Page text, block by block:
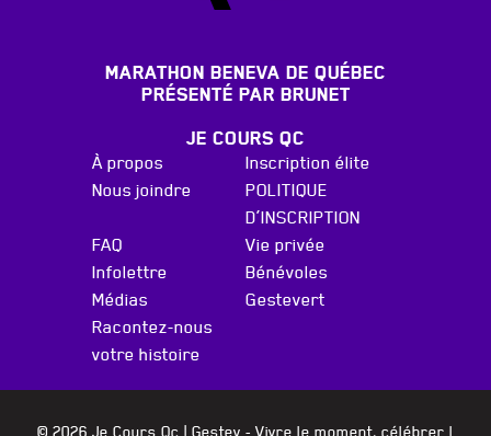
MARATHON BENEVA DE QUÉBEC
PRÉSENTÉ PAR BRUNET
JE COURS QC
À propos
Inscription élite
Nous joindre
POLITIQUE
D’INSCRIPTION
FAQ
Vie privée
Infolettre
Bénévoles
Médias
Gestevert
Racontez-nous
votre histoire
© 2026 Je Cours Qc | Gestev - Vivre le moment, célébrer l